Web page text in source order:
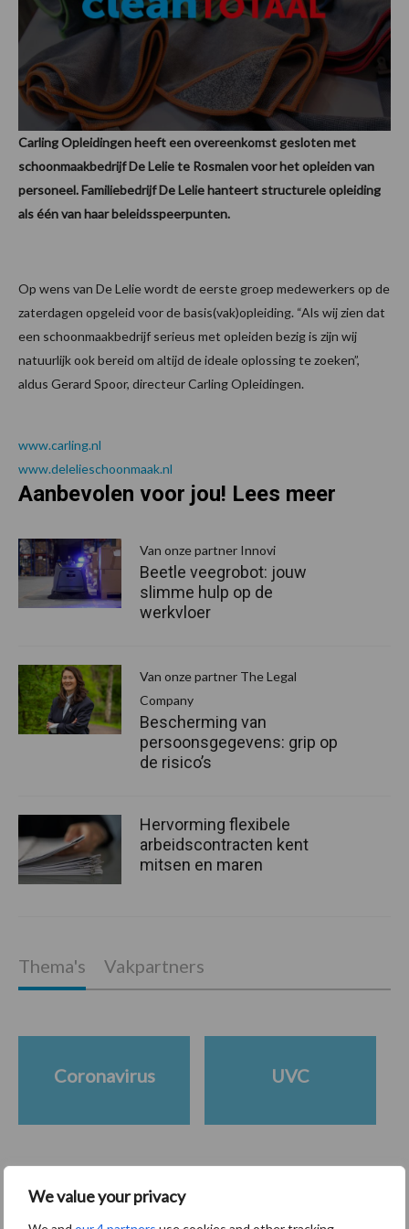
We value your privacy
Carling Opleidingen heeft een overeenkomst gesloten met
schoonmaakbedrijf De Lelie te Rosmalen voor het opleiden van
personeel. Familiebedrijf De Lelie hanteert structurele opleiding
als één van haar beleidsspeerpunten.
Op wens van De Lelie wordt de eerste groep medewerkers op de
zaterdagen opgeleid voor de basis(vak)opleiding. “Als wij zien dat
een schoonmaakbedrijf serieus met opleiden bezig is zijn wij
natuurlijk ook bereid om altijd de ideale oplossing te zoeken”,
aldus Gerard Spoor, directeur Carling Opleidingen.
www.carling.nl
www.delelieschoonmaak.nl
Aanbevolen voor jou! Lees meer
Van onze partner Innovi
Beetle veegrobot: jouw
slimme hulp op de
werkvloer
Van onze partner The Legal
Company
Bescherming van
persoonsgegevens: grip op
de risico’s
Hervorming flexibele
arbeidscontracten kent
mitsen en maren
Thema's Vakpartners
Coronavirus UVC
Toon meer